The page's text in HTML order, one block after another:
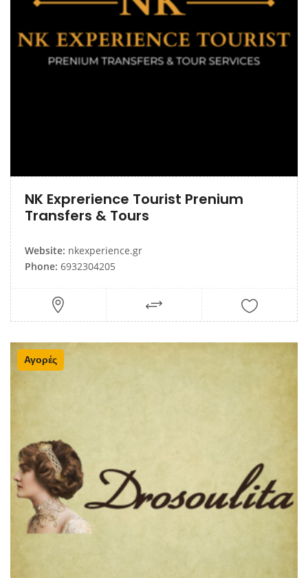
NK Exprerience Tourist Prenium
Transfers & Tours
Website: nkexperience.gr
Phone: 6932304205
Αγορές